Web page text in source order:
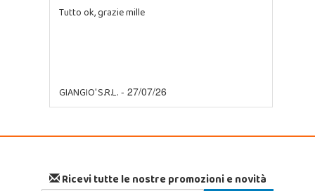
Tutto ok, grazie mille
GIANGIO' S.R.L.- 27/07/26
Ricevi tutte le nostre promozioni e novità